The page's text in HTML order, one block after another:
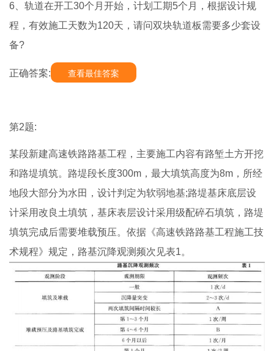
6、轨道在开工30个月开始，计划工期5个月，根据设计规
程，有效施工天数为120天，请问双块轨道板需要多少套设
备?
正确答案: 查看最佳答案
第2题:
某段新建高速铁路路基工程，主要施工内容有路堑土方开挖
和路堤填筑。路堤段长度300m，最大填筑高度为8m，所经
地段大部分为水田，设计判定为软弱地基;路堤基床底层设
计采用改良土填筑，基床表层设计采用级配碎石填筑，路堤
填筑完成后需要堆载预压。依据《高速铁路路基工程施工技
术规程》规定，路基沉降观测频次见表1。